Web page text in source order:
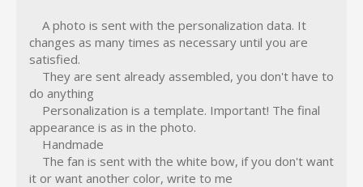
A photo is sent with the personalization data. It
changes as many times as necessary until you are
satisfied.
They are sent already assembled, you don't have to
do anything
Personalization is a template. Important! The final
appearance is as in the photo.
Handmade
The fan is sent with the white bow, if you don't want
it or want another color, write to me